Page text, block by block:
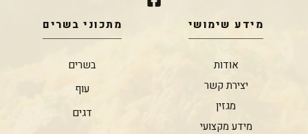
מידע שימושי
אודות
יצירת קשר
מגזין
מידע מקצועי
מתכוני בשרים
בשרים
עוף
דגים